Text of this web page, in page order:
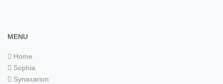
MENU
Home
Sophia
Synaxarion